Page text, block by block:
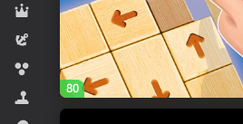
Rol ijro etiladigan
Sarguzasht
Sharchalar
Simulyatorlar
80